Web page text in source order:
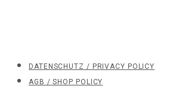
DATENSCHUTZ / PRIVACY POLICY
AGB / SHOP POLICY